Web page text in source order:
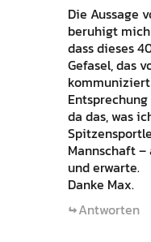
Die Aussage
beruhigt
dass dieses
Gefasel, das
da das, was
Mannschaft
und erwarte.
Danke Max.
Antworten